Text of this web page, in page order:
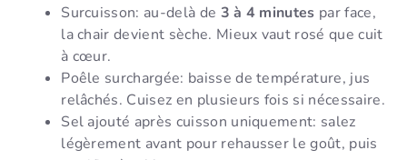
Surcuisson: au-delà de 3 à 4 minutes par face,
la chair devient sèche. Mieux vaut rosé que cuit
à cœur.
Poêle surchargée: baisse de température, jus
relâchés. Cuisez en plusieurs fois si nécessaire.
Sel ajouté après cuisson uniquement: salez
légèrement avant pour rehausser le goût, puis